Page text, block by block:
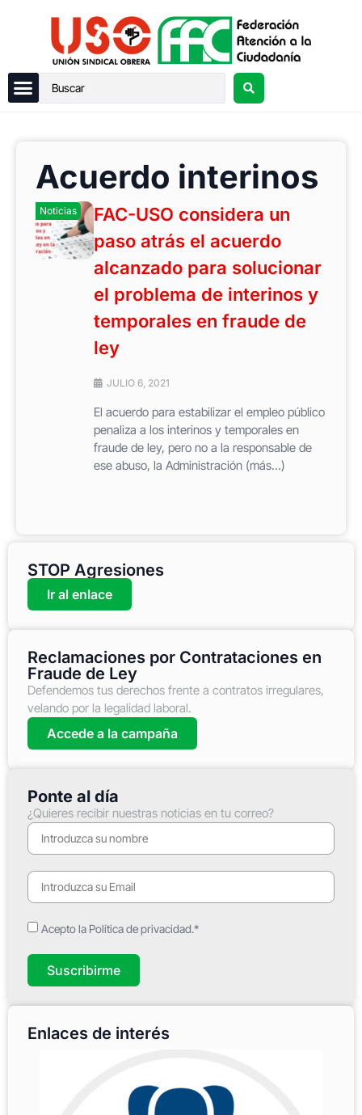
Acuerdo interinos
Noticias
FAC-USO considera un
paso atrás el acuerdo
alcanzado para solucionar
el problema de interinos y
temporales en fraude de
ley
JULIO 6, 2021
El acuerdo para estabilizar el empleo público
penaliza a los interinos y temporales en
fraude de ley, pero no a la responsable de
ese abuso, la Administración (más…)
STOP Agresiones
Ir al enlace
Reclamaciones por Contrataciones en
Fraude de Ley
Defendemos tus derechos frente a contratos irregulares,
velando por la legalidad laboral.
Accede a la campaña
Ponte al día
¿Quieres recibir nuestras noticias en tu correo?
Acepto la Política de privacidad.*
Suscribirme
Enlaces de interés